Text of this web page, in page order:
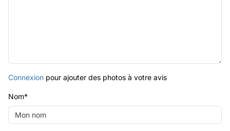
Connexion pour ajouter des photos à votre avis
Nom*